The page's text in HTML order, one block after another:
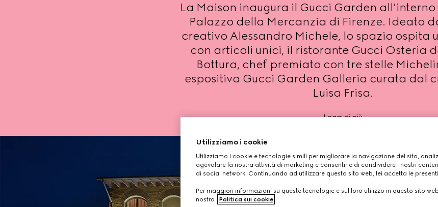
La Maison inaugura il Gucci Garden
Palazzo della Mercanzia di Firenze. Ideato
creativo Alessandro Michele, lo spazio ospita
con articoli unici, il ristorante Gucci Osteria
Bottura, chef premiato con tre stelle
espositiva Gucci Garden Galleria curata dal
Luisa Frisa.
Leggi di più
Utilizziamo i cookie
Utilizziamo i cookie e tecnologie simili per migliorare la navigazione del sito,
agevolare la nostra attività di marketing e consentirle di condividere i nostri
di social network. Continuando ad utilizzare questo sito web, lei accetta le
Per maggiori informazioni su queste tecnologie e sul loro utilizzo in questo sito
nostra
Politica sui cookie.